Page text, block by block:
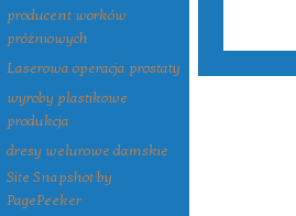
producent worków
próżniowych
Laserowa operacja prostaty
wyroby plastikowe
produkcja
dresy welurowe damskie
Site Snapshot by
PagePeeker